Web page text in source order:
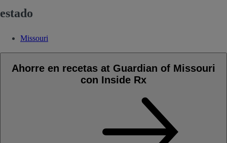
estado
Missouri
Ahorre en recetas at Guardian of Missouri
con Inside Rx